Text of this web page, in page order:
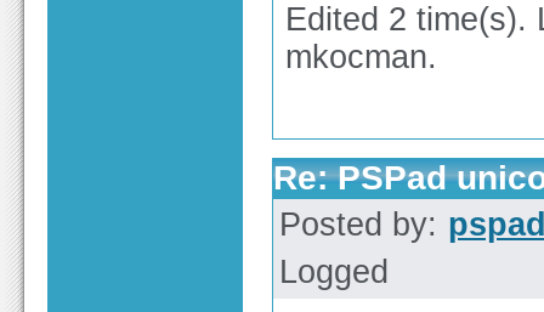
Edited 2 time(s).
mkocman.
Re: PSPad
Posted by:
Logged